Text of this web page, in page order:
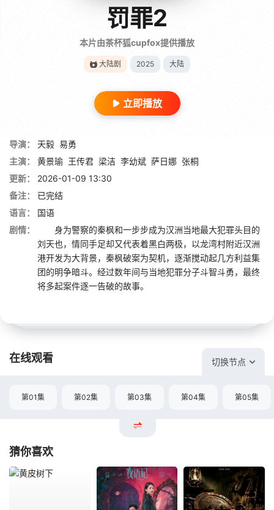
罚罪2
本片由茶杯狐cupfox提供播放
大陆剧 2025 大陆
立即播放
导演： 天毅 易勇
主演：
黄景瑜 王传君 梁洁 李幼斌 萨日娜 张桐
更新：
2026-01-09 13:30
备注：
已完结
语言：
国语
剧情：
身为警察的秦枫和一步步成为汉洲当地最大犯罪头目的
刘天也，情同手足却又代表着黑白两极，以龙湾村附近汉洲
港开发为大背景，秦枫破案为契机，逐渐搅动起几方利益集
团的明争暗斗。经过数年间与当地犯罪分子斗智斗勇，最终
将多起案件逐一告破的故事。
在线观看 切换节点
第01集 第02集 第03集 第04集 第05集
猜你喜欢